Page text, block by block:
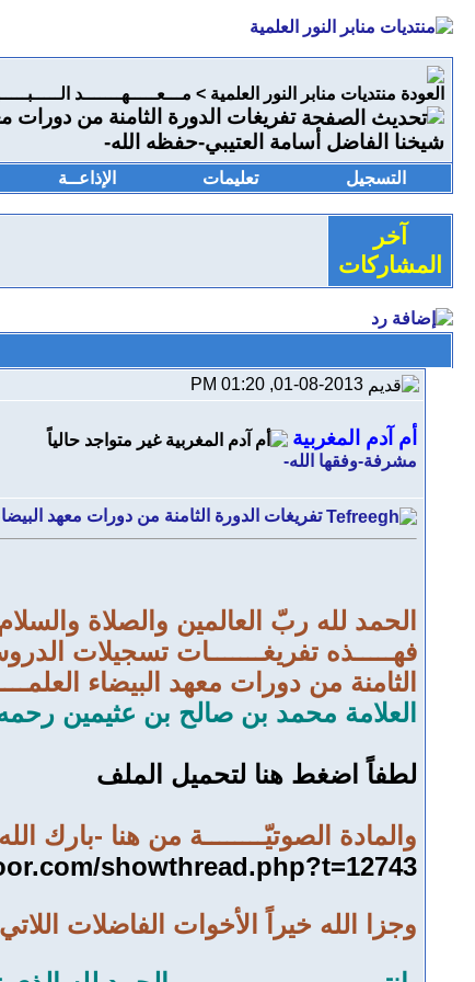
منتديات منابر النور العلمية > مـــعـــــهـــــــد
تفريغات الدورة الثامنة من دورات
شيخنا الفاضل أسامة العتيبي-حفظه الله-
التسجيل تعليمات الإذاعــة
آخر
المشاركات
أم آدم المغربية
مشرفة-وفقها الله-
تفريغات الدورة الثامنة من دورات معهد
الحمد لله ربّ العالمين والصلاة
فهـــــذه تفريغـــــــات تسجيلات
الثامنة من دورات معهد البيضاء
العلامة محمد بن صالح بن عثيمين رحمه
لطفاً اضغط هنا لتحميل الملف
والمادة الصوتيّــــــــة من هنا -بارك
showthread.php?t=12743
وجزا الله خيراً الأخوات الفاضلات